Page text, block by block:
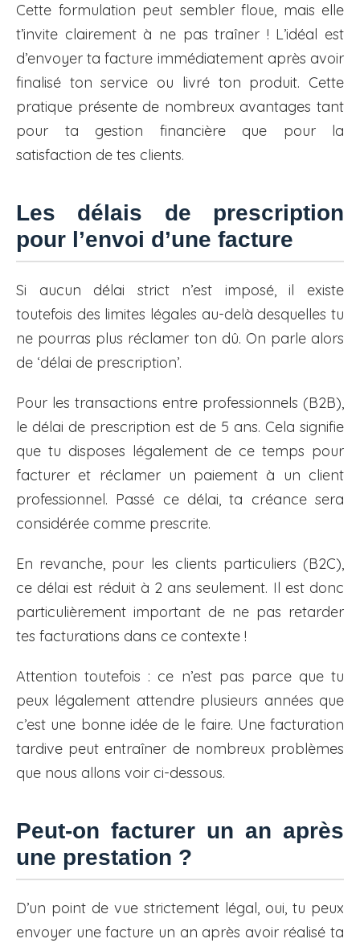
Cette formulation peut sembler floue, mais elle
t’invite clairement à ne pas traîner ! L’idéal est
d’envoyer ta facture immédiatement après avoir
finalisé ton service ou livré ton produit. Cette
pratique présente de nombreux avantages tant
pour ta gestion financière que pour la
satisfaction de tes clients.
Les délais de prescription
pour l’envoi d’une facture
Si aucun délai strict n’est imposé, il existe
toutefois des limites légales au-delà desquelles tu
ne pourras plus réclamer ton dû. On parle alors
de ‘délai de prescription’.
Pour les transactions entre professionnels (B2B),
le délai de prescription est de 5 ans. Cela signifie
que tu disposes légalement de ce temps pour
facturer et réclamer un paiement à un client
professionnel. Passé ce délai, ta créance sera
considérée comme prescrite.
En revanche, pour les clients particuliers (B2C),
ce délai est réduit à 2 ans seulement. Il est donc
particulièrement important de ne pas retarder
tes facturations dans ce contexte !
Attention toutefois : ce n’est pas parce que tu
peux légalement attendre plusieurs années que
c’est une bonne idée de le faire. Une facturation
tardive peut entraîner de nombreux problèmes
que nous allons voir ci-dessous.
Peut-on facturer un an après
une prestation ?
D’un point de vue strictement légal, oui, tu peux
envoyer une facture un an après avoir réalisé ta